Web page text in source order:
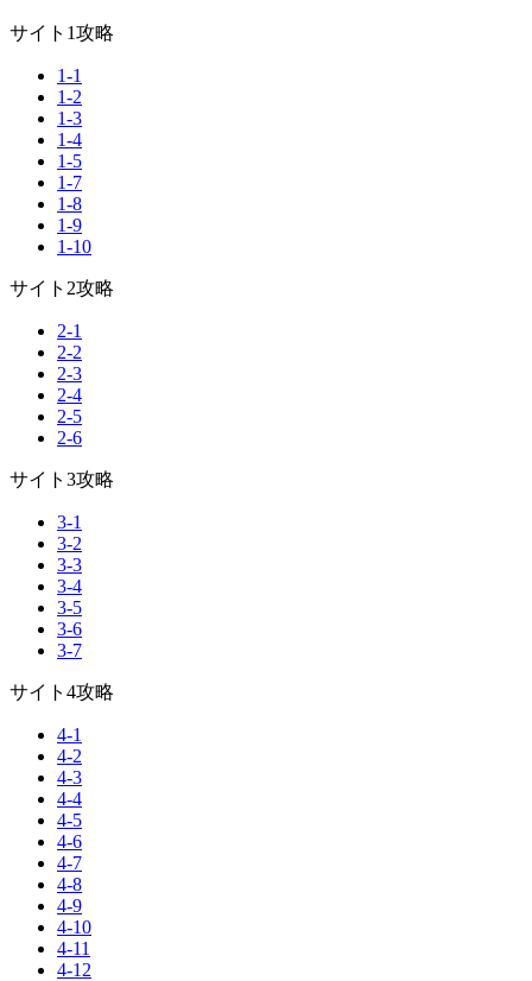
サイト1攻略
1-1
1-2
1-3
1-4
1-5
1-7
1-8
1-9
1-10
サイト2攻略
2-1
2-2
2-3
2-4
2-5
2-6
サイト3攻略
3-1
3-2
3-3
3-4
3-5
3-6
3-7
サイト4攻略
4-1
4-2
4-3
4-4
4-5
4-6
4-7
4-8
4-9
4-10
4-11
4-12